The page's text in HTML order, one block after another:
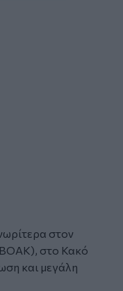
στον
ΒΟΑΚ), στο Κακό
και μεγάλη